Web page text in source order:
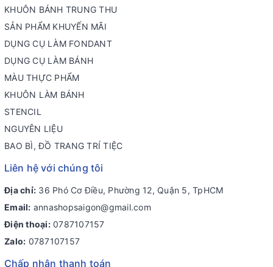
KHUÔN BÁNH TRUNG THU
SẢN PHẨM KHUYẾN MÃI
DỤNG CỤ LÀM FONDANT
DỤNG CỤ LÀM BÁNH
MÀU THỰC PHẨM
KHUÔN LÀM BÁNH
STENCIL
NGUYÊN LIỆU
BAO BÌ, ĐỒ TRANG TRÍ TIỆC
Liên hệ với chúng tôi
Địa chỉ: 36 Phó Cơ Điều, Phường 12, Quận 5, TpHCM
Email: annashopsaigon@gmail.com
Điện thoại: 0787107157
Zalo: 0787107157
Chấp nhận thanh toán